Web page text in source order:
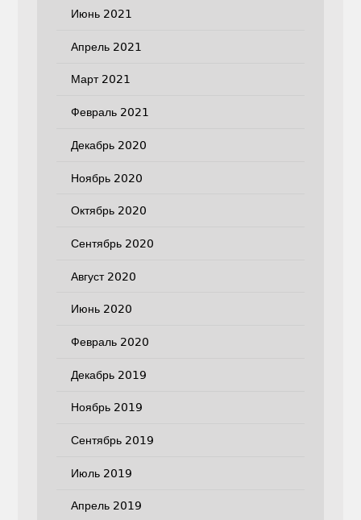
Июнь 2021
Апрель 2021
Март 2021
Февраль 2021
Декабрь 2020
Ноябрь 2020
Октябрь 2020
Сентябрь 2020
Август 2020
Июнь 2020
Февраль 2020
Декабрь 2019
Ноябрь 2019
Сентябрь 2019
Июль 2019
Апрель 2019